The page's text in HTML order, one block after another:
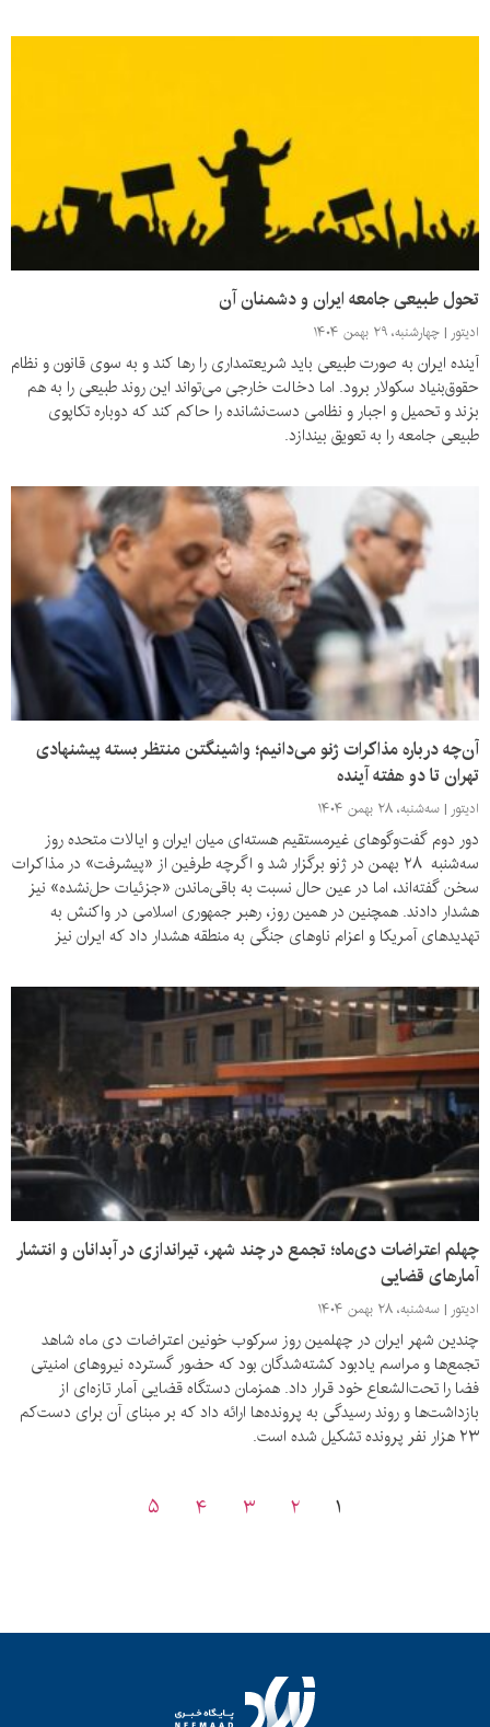
تحول طبیعی جامعه ایران و دشمنان آن
ادیتور چهارشنبه، ۲۹ بهمن ۱۴۰۴
آینده ایران به صورت طبیعی باید شریعتمداری را رها کند و به سوی قانون و نظام
حقوق‌بنیاد سکولار برود. اما دخالت خارجی می‌تواند این روند طبیعی را به هم
بزند و تحمیل و اجبار و نظامی دست‌نشانده را حاکم کند که دوباره تکاپوی
طبیعی جامعه را به تعویق بیندازد.
آن‌چه درباره مذاکرات ژنو می‌دانیم؛ واشینگتن منتظر بسته پیشنهادی
تهران تا دو هفته آینده
ادیتور سه‌شنبه، ۲۸ بهمن ۱۴۰۴
دور دوم گفت‌وگوهای غیرمستقیم هسته‌ای میان ایران و ایالات متحده روز
سه‌شنبه ۲۸ بهمن در ژنو برگزار شد و اگرچه طرفین از «پیشرفت» در مذاکرات
سخن گفته‌اند، اما در عین حال نسبت به باقی‌ماندن «جزئیات حل‌نشده» نیز
هشدار دادند. همچنین در همین روز، رهبر جمهوری اسلامی در واکنش به
تهدیدهای آمریکا و اعزام ناوهای جنگی به منطقه هشدار داد که ایران نیز
چهلم اعتراضات دی‌ماه؛ تجمع در چند شهر، تیراندازی در آبدانان و انتشار
آمارهای قضایی
ادیتور سه‌شنبه، ۲۸ بهمن ۱۴۰۴
چندین شهر ایران در چهلمین روز سرکوب خونین اعتراضات دی ماه شاهد
تجمع‌ها و مراسم یادبود کشته‌شدگان بود که حضور گسترده نیروهای امنیتی
فضا را تحت‌الشعاع خود قرار داد. همزمان دستگاه قضایی آمار تازه‌ای از
بازداشت‌ها و روند رسیدگی به پرونده‌ها ارائه داد که بر مبنای آن برای دست‌کم
۲۳ هزار نفر پرونده تشکیل شده است.
۱ ۲ ۳ ۴ ۵